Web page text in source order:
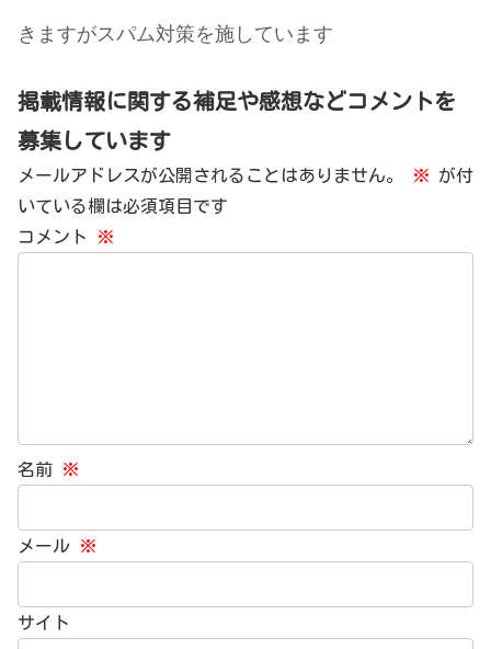
きますがスパム対策を施しています
掲載情報に関する補足や感想などコメントを
募集しています
メールアドレスが公開されることはありません。 ※ が付
いている欄は必須項目です
コメント
※
名前 ※
メール ※
サイト